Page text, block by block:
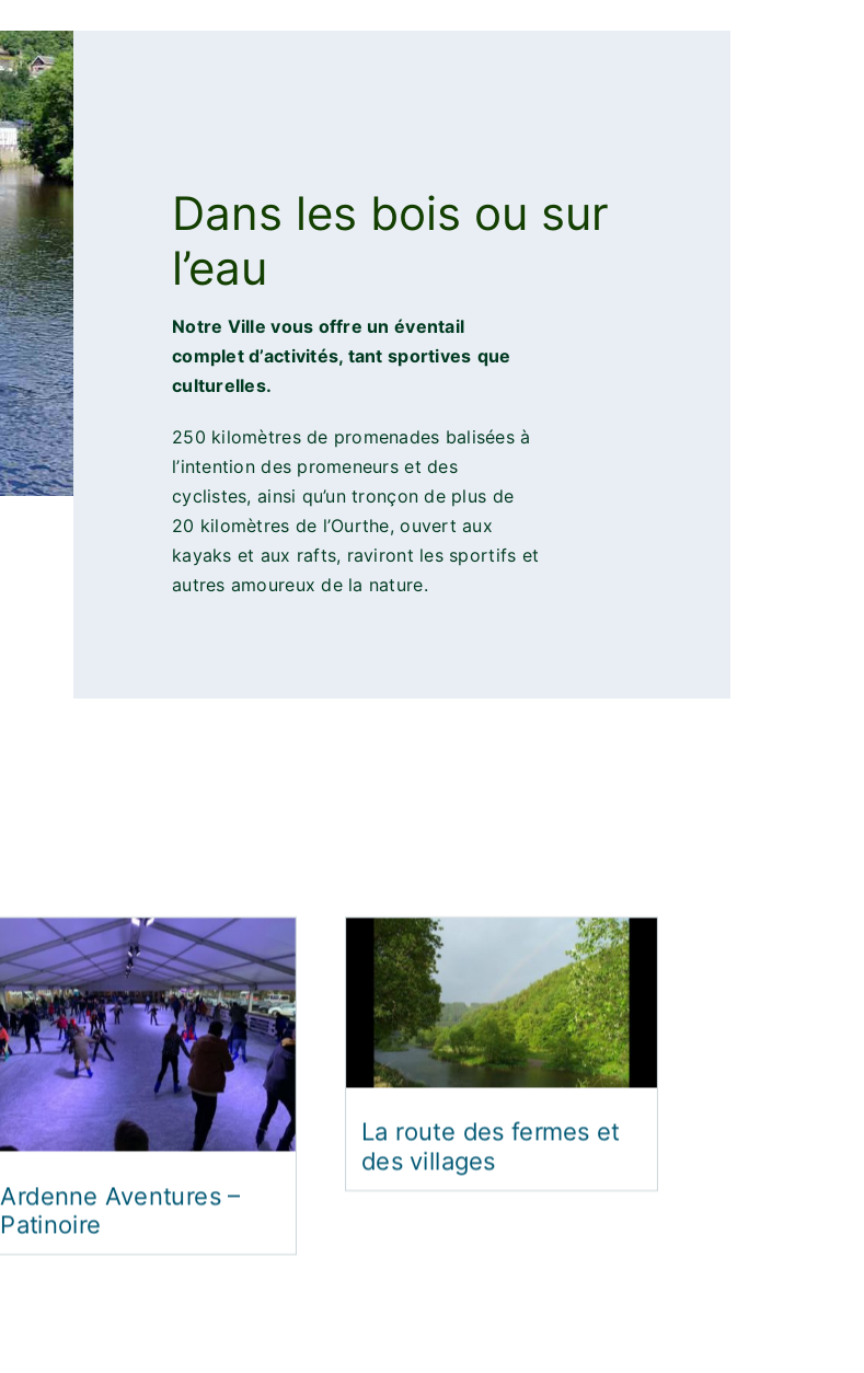
Dans les bois ou sur
l’eau
Notre Ville vous offre un éventail
complet d’activités, tant sportives que
culturelles.
250 kilomètres de promenades balisées à
l’intention des promeneurs et des
cyclistes, ainsi qu’un tronçon de plus de
20 kilomètres de l’Ourthe, ouvert aux
kayaks et aux rafts, raviront les sportifs et
autres amoureux de la nature.
Ardenne Aventures –
Patinoire
La route des fermes et
des villages